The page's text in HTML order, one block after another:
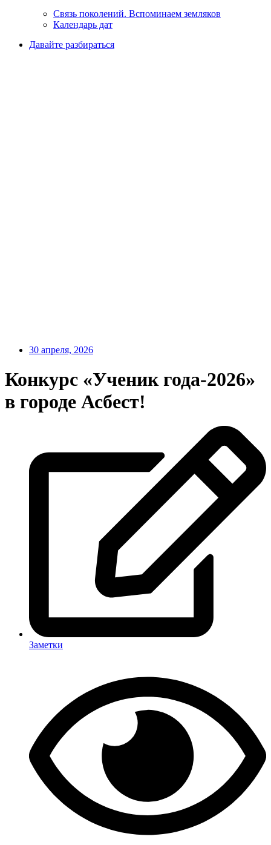
Связь поколений. Вспоминаем земляков
Календарь дат
Давайте разбираться
30 апреля, 2026
Конкурс «Ученик года-2026»
в городе Асбест!
Заметки